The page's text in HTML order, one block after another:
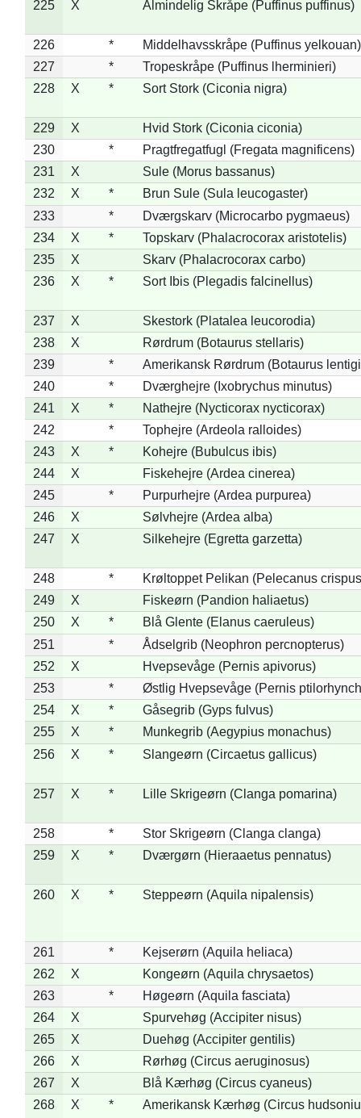
225 X Almindelig Skråpe (Puffinus puffinus)
226 *
Middelhavsskråpe (Puffinus yelkouan)
227
*
Tropeskråpe (Puffinus lherminieri)
228
X * Sort Stork (Ciconia nigra)
229 X
Hvid Stork (Ciconia ciconia)
230
*
Pragtfregatfugl (Fregata magnificens)
231
X
Sule (Morus bassanus)
232
X *
Brun Sule (Sula leucogaster)
233
*
Dværgskarv (Microcarbo pygmaeus)
234
X *
Topskarv (Phalacrocorax aristotelis)
235
X
Skarv (Phalacrocorax carbo)
236
X * Sort Ibis (Plegadis falcinellus)
237 X
Skestork (Platalea leucorodia)
238
X
Rørdrum (Botaurus stellaris)
239
*
Amerikansk Rørdrum (Botaurus
240
*
Dværghejre (Ixobrychus minutus)
241
X *
Nathejre (Nycticorax nycticorax)
242
*
Tophejre (Ardeola ralloides)
243
X *
Kohejre (Bubulcus ibis)
244
X
Fiskehejre (Ardea cinerea)
245
*
Purpurhejre (Ardea purpurea)
246
X
Sølvhejre (Ardea alba)
247
X Silkehejre (Egretta garzetta)
248 *
Krøltoppet Pelikan (Pelecanus
249
X
Fiskeørn (Pandion haliaetus)
250
X *
Blå Glente (Elanus caeruleus)
251
*
Ådselgrib (Neophron percnopterus)
252
X
Hvepsevåge (Pernis apivorus)
253
*
Østlig Hvepsevåge (Pernis
254
X *
Gåsegrib (Gyps fulvus)
255
X *
Munkegrib (Aegypius monachus)
256
X * Slangeørn (Circaetus gallicus)
257 X * Lille Skrigeørn (Clanga pomarina)
258 *
Stor Skrigeørn (Clanga clanga)
259
X * Dværgørn (Hieraaetus pennatus)
260 X * Steppeørn (Aquila nipalensis)
261 *
Kejserørn (Aquila heliaca)
262
X
Kongeørn (Aquila chrysaetos)
263
*
Høgeørn (Aquila fasciata)
264
X
Spurvehøg (Accipiter nisus)
265
X
Duehøg (Accipiter gentilis)
266
X
Rørhøg (Circus aeruginosus)
267
X
Blå Kærhøg (Circus cyaneus)
268
X * Amerikansk Kærhøg (Circus